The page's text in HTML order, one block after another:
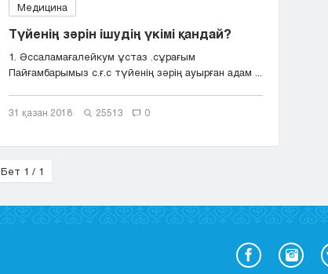
Медицина
Түйенің зәрін ішудің үкімі қандай?
1. Əссаламағалейкум ұстаз .сұрағым
Пайғамбарымыз с.ғ.с түйенің зəрің ауырған адам ...
31 қазан 2018 25513 0
Бет 1 / 1